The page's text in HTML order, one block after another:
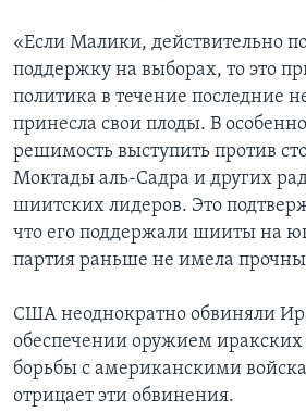
«Если Малики, действительно
поддержку на выборах, то это
политика в течение последние
принесла свои плоды. В
решимость выступить против
Моктады аль-Садра и других
шиитских лидеров. Это
что его поддержали шииты на
партия раньше не имела
США неоднократно обвиняли
обеспечении оружием иракских
борьбы с американскими
отрицает эти обвинения.